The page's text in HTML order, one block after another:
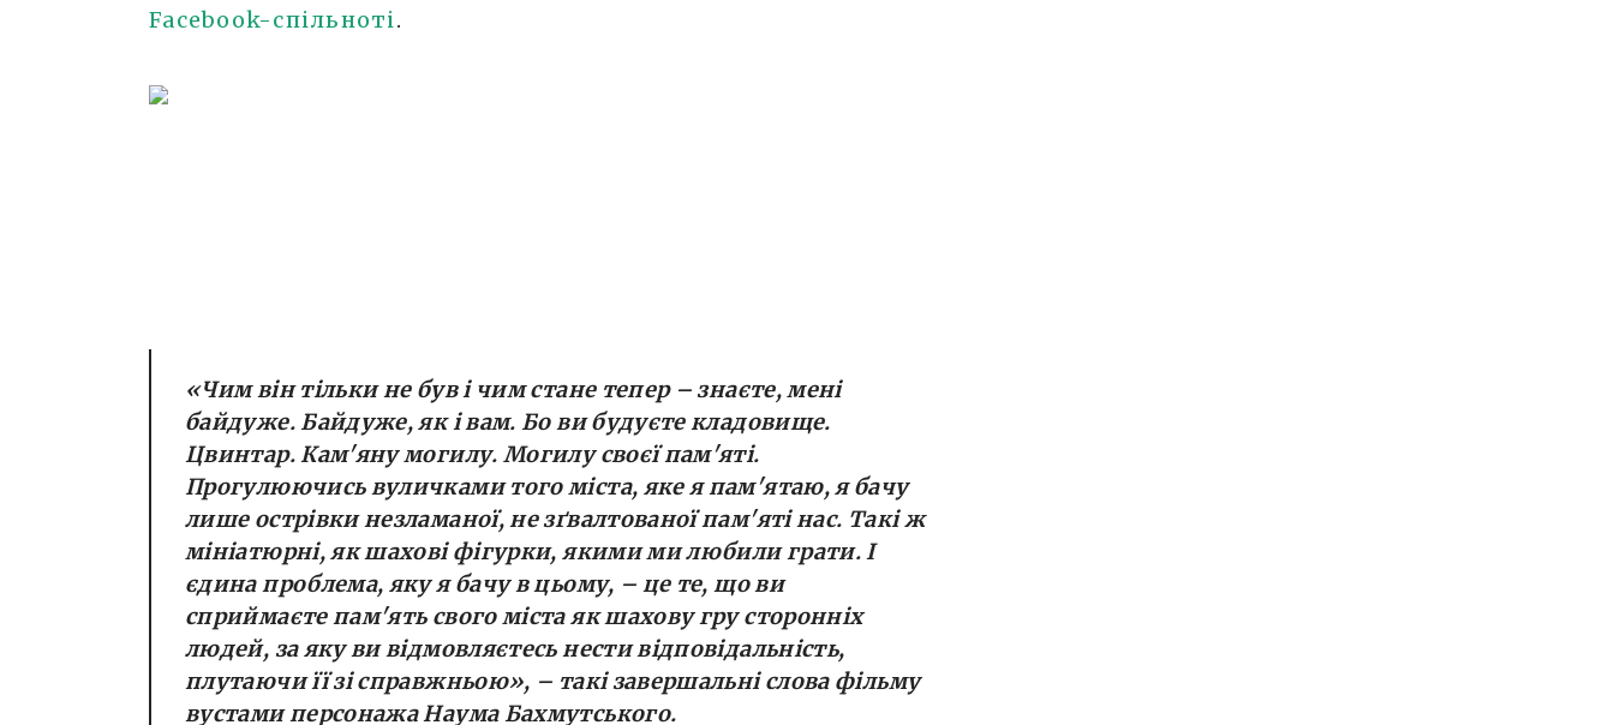
Facebook-спільноті .
«Чим він тільки не був і чим стане тепер – знаєте, мені
байдуже. Байдуже, як і вам. Бо ви будуєте кладовище.
Цвинтар. Кам'яну могилу. Могилу своєї пам'яті.
Прогулюючись вуличками того міста, яке я пам'ятаю, я бачу
лише острівки незламаної, не зґвалтованої пам'яті нас. Такі ж
мініатюрні, як шахові фігурки, якими ми любили грати. І
єдина проблема, яку я бачу в цьому, – це те, що ви
сприймаєте пам'ять свого міста як шахову гру сторонніх
людей, за яку ви відмовляєтесь нести відповідальність,
плутаючи її зі справжньою», – такі завершальні слова фільму
вустами персонажа Наума Бахмутського.